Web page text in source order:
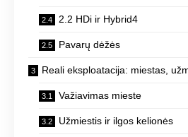
2.2 HDi ir Hybrid4
Pavarų dėžės
Reali eksploatacija: miestas,
Važiavimas mieste
Užmiestis ir ilgos kelionės